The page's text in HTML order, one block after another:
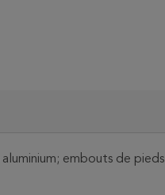
aluminium; embouts de